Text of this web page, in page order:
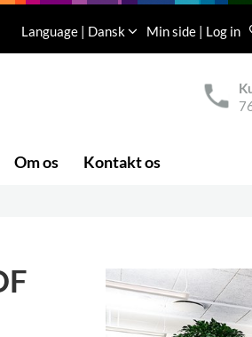
Language | Dansk Min side | Log in
Om os Kontakt os